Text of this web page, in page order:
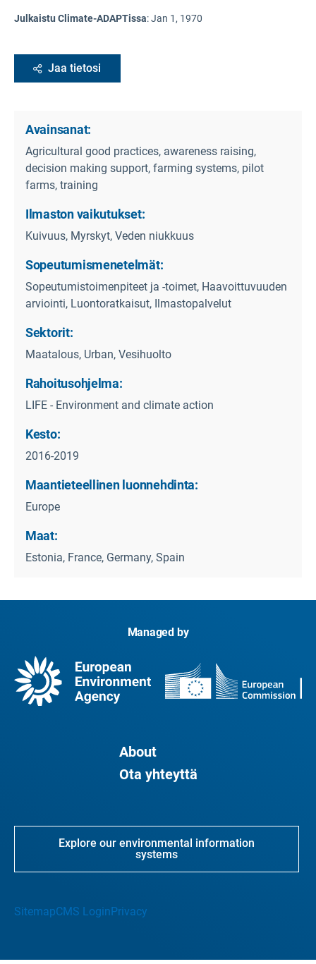
Julkaistu Climate-ADAPTissa:Jan 1, 1970
Jaa tietosi
Avainsanat:
Agricultural good practices, awareness raising,
decision making support, farming systems, pilot
farms, training
Ilmaston vaikutukset:
Kuivuus, Myrskyt, Veden niukkuus
Sopeutumismenetelmät:
Sopeutumistoimenpiteet ja -toimet, Haavoittuvuuden
arviointi, Luontoratkaisut, Ilmastopalvelut
Sektorit:
Maatalous, Urban, Vesihuolto
Rahoitusohjelma:
LIFE - Environment and climate action
Kesto:
2016-2019
Maantieteellinen luonnehdinta:
Europe
Maat:
Estonia, France, Germany, Spain
Managed by
About
Ota yhteyttä
Explore our environmental information
systems
SitemapCMS Login Privacy